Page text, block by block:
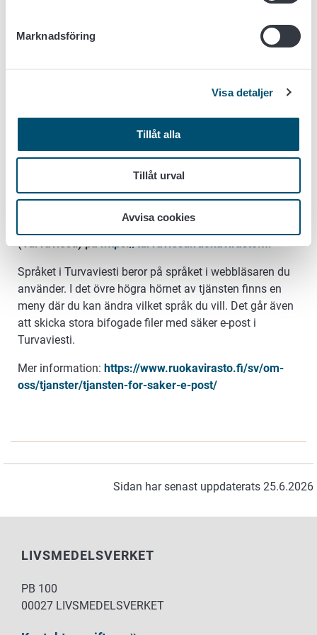
Marknadsföring
Visa detaljer
Tillåt alla
Tillåt urval
Avvisa cookies
landsbygdsnäringsmyndigheten
e-tjänsten:epr.ruokavirasto.fi
Djurhållar- och djurhållningsplatsregistrets
anvisningar
Observera att ett vanligt, oskyddat e-postmeddelande
inte är datasäkert. Sekretessbelagda handlingar och
(Turvaviesti) påhttps://turvaviesti.ruokavirasto.fi.
Språket i Turvaviesti beror på språket i webbläsaren du
använder. I det övre högra hörnet av tjänsten finns en
meny där du kan ändra vilket språk du vill. Det går även
att skicka stora bifogade filer med säker e-post i
Turvaviesti.
Mer information: https://www.ruokavirasto.fi/sv/om-
oss/tjanster/tjansten-for-saker-e-post/
Sidan har senast uppdaterats 25.6.2026
LIVSMEDELSVERKET
PB 100
00027 LIVSMEDELSVERKET